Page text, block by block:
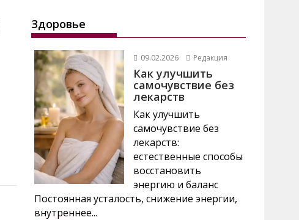
Здоровье
09.02.2026 Редакция
Как улучшить
самочувствие без
лекарств
Как улучшить
самочувствие без
лекарств:
естественные способы
восстановить
энергию и баланс
Постоянная усталость, снижение энергии,
внутреннее...